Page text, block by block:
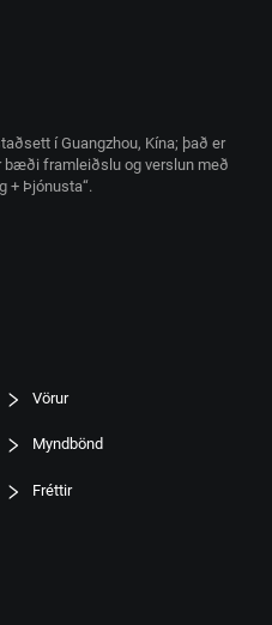
í Guangzhou, Kína; það er
framleiðslu og verslun með
+ Þjónusta“.
Vörur
Myndbönd
Fréttir